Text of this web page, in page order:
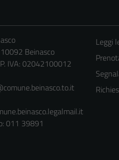
Beinasco
IVA: 02042100012
011 39891
Leggi